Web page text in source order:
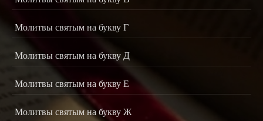
Молитвы святым на букву Г
Молитвы святым на букву Д
Молитвы святым на букву Е
Молитвы святым на букву Ж